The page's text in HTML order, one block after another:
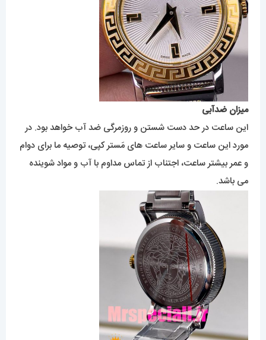
میزان ضدآبی
این ساعت در حد دست شستن و روزمرگی ضد آب خواهد بود. در
مورد این ساعت و سایر ساعت های مَستر کپی، توصیه ما برای دوام
و عمر بیشتر ساعت، اجتناب از تماس مداوم با آب و مواد شوینده
می باشد.